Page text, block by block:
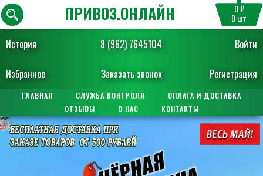
История 8 (962) 7645104 Войти
Избранное Заказать звонок Регистрация
ПРИВОЗ.ОНЛАЙН 0 ₽
0шт
ГЛАВНАЯ СЛУЖБА КОНТРОЛЯ
ОПЛАТА И ДОСТАВКА
ОТЗЫВЫ
О НАС КОНТАКТЫ